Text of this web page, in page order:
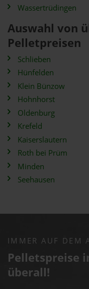
Wassertrüdingen
Auswahl von
Pelletpreisen
Schlieben
Hünfelden
Klein Bünzow
Hohnhorst
Oldenburg
Krefeld
Kaiserslautern
Roth bei Prüm
Minden
Seehausen
IMMER AUF DEM
Pelletspreise
überall!